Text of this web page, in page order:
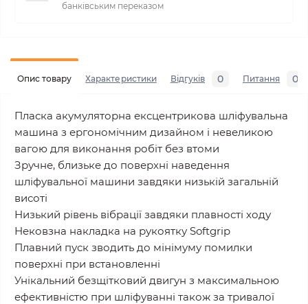
банківським переказом
Опис товару Характеристики Відгуків 0 Питання 0
Пласка акумуляторна ексцентрикова шліфувальна
машина з ергономічним дизайном і невеликою
вагою для виконання робіт без втоми
Зручне, близьке до поверхні наведення
шліфувальної машини завдяки низькій загальній
висоті
Низький рівень вібрації завдяки плавності ходу
Нековзна накладка на рукоятку Softgrip
Плавний пуск зводить до мінімуму помилки
поверхні при встановленні
Унікальний безщітковий двигун з максимальною
ефективністю при шліфуванні також за тривалої